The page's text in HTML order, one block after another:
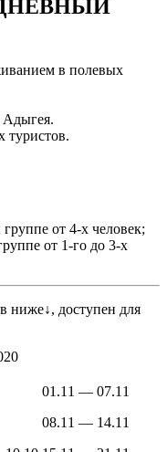
в полевых
Адыгея.
туристов.
от 4-х человек;
от 1-го до 3-х
ниже↓, доступен для
01.11 — 07.11
08.11 — 14.11